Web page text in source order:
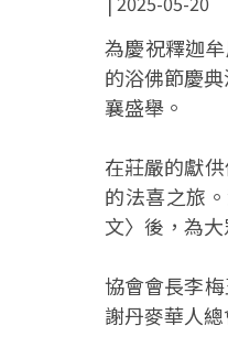
為慶祝釋迦
的浴佛節慶
襄盛舉。
在莊嚴的獻
的法喜之旅
文〉後，為
協會會長李
謝丹麥華人